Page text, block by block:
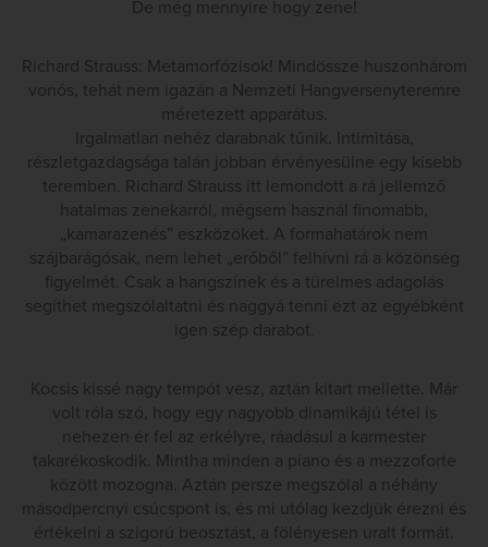
De még mennyire hogy zene!
Richard Strauss: Metamorfózisok! Mindössze huszonhárom
vonós, tehát nem igazán a Nemzeti Hangversenyteremre
méretezett apparátus.
Irgalmatlan nehéz darabnak tűnik. Intimitása,
részletgazdagsága talán jobban érvényesülne egy kisebb
teremben. Richard Strauss itt lemondott a rá jellemző
hatalmas zenekarról, mégsem használ finomabb,
„kamarazenés” eszközöket. A formahatárok nem
szájbarágósak, nem lehet „erőből” felhívni rá a közönség
figyelmét. Csak a hangszínek és a türelmes adagolás
segíthet megszólaltatni és naggyá tenni ezt az egyébként
igen szép darabot.
Kocsis kissé nagy tempót vesz, aztán kitart mellette. Már
volt róla szó, hogy egy nagyobb dinamikájú tétel is
nehezen ér fel az erkélyre, ráadásul a karmester
takarékoskodik. Mintha minden a piano és a mezzoforte
között mozogna. Aztán persze megszólal a néhány
másodpercnyi csúcspont is, és mi utólag kezdjük érezni és
értékelni a szigorú beosztást, a fölényesen uralt formát.